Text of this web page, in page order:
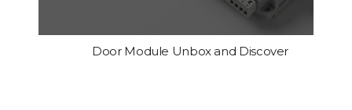
Door Module Unbox and Discover